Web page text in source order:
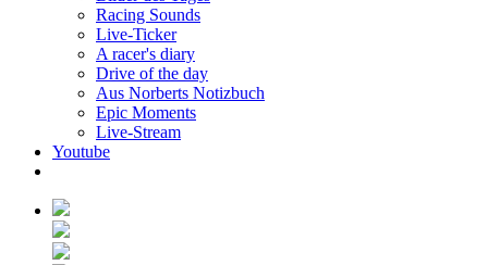
Racing Sounds
Live-Ticker
A racer's diary
Drive of the day
Aus Norberts Notizbuch
Epic Moments
Live-Stream
Youtube